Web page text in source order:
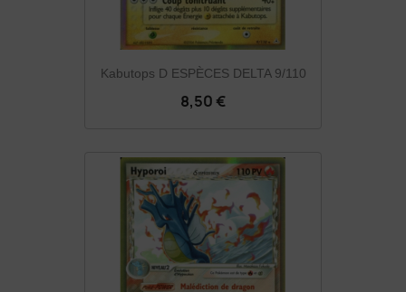
Kabutops D ESPÈCES DELTA 9/110
8,50 €